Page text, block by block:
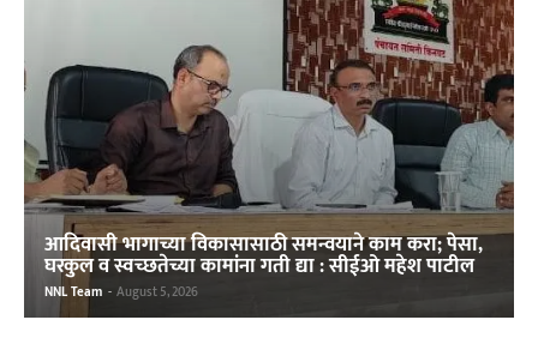
आदिवासी भागाच्या विकासासाठी समन्वयाने काम करा; पेसा,
घरकुल व स्वच्छतेच्या कामांना गती द्या : सीईओ महेश पाटील
NNL Team - August 5, 2026